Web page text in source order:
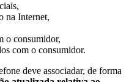
na Internet,
o consumidor,
com o consumidor.
deve associadar, de forma